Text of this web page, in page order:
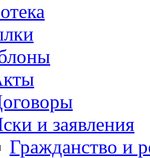
и заявления
Гражданство и